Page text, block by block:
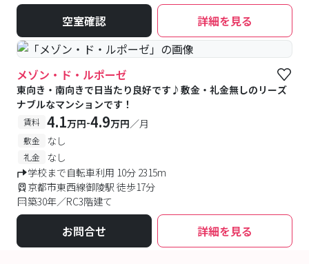
空室確認 詳細を見る
メゾン・ド・ルポーゼ
東向き・南向きで日当たり良好です♪敷金・礼金無しのリーズ
ナブルなマンションです！
賃料 4.1万円-4.9万円／月
敷金 なし
礼金
なし
学校まで自転車利用 10分 2315m
京都市東西線御陵駅 徒歩17分
築30年／RC3階建て
お問合せ 詳細を見る